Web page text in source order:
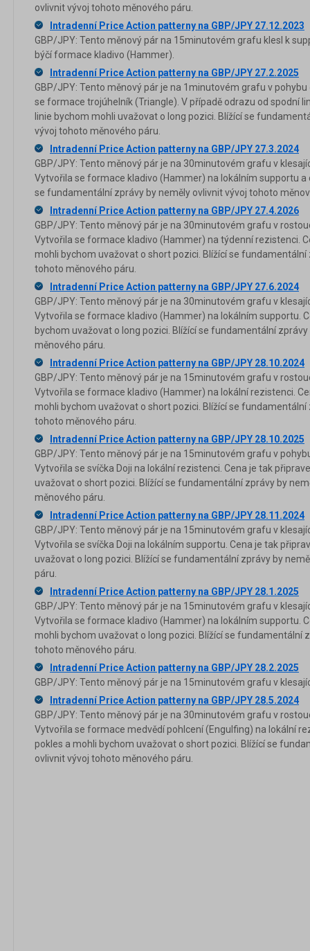
ovlivnit vývoj tohoto měnového páru.
Intradenní Price Action patterny na GBP/JPY 27.12.2023
GBP/JPY: Tento měnový pár na 15minutovém grafu klesl k
býčí formace kladivo (Hammer).
Intradenní Price Action patterny na GBP/JPY 27.2.2025
GBP/JPY: Tento měnový pár je na 1minutovém grafu v
se formace trojúhelník (Triangle). V případě odrazu od spodní
linie bychom mohli uvažovat o long pozici. Blížící se
vývoj tohoto měnového páru.
Intradenní Price Action patterny na GBP/JPY 27.3.2024
GBP/JPY: Tento měnový pár je na 30minutovém grafu v
Vytvořila se formace kladivo (Hammer) na lokálním supportu a
se fundamentální zprávy by neměly ovlivnit vývoj tohoto
Intradenní Price Action patterny na GBP/JPY 27.4.2026
GBP/JPY: Tento měnový pár je na 30minutovém grafu v
Vytvořila se formace kladivo (Hammer) na týdenní rezistenci.
mohli bychom uvažovat o short pozici. Blížící se fundamentální
tohoto měnového páru.
Intradenní Price Action patterny na GBP/JPY 27.6.2024
GBP/JPY: Tento měnový pár je na 30minutovém grafu v
Vytvořila se formace kladivo (Hammer) na lokálním supportu.
bychom uvažovat o long pozici. Blížící se fundamentální
měnového páru.
Intradenní Price Action patterny na GBP/JPY 28.10.2024
GBP/JPY: Tento měnový pár je na 15minutovém grafu v
Vytvořila se formace kladivo (Hammer) na lokální rezistenci.
mohli bychom uvažovat o short pozici. Blížící se fundamentální
tohoto měnového páru.
Intradenní Price Action patterny na GBP/JPY 28.10.2025
GBP/JPY: Tento měnový pár je na 15minutovém grafu v
Vytvořila se svíčka Doji na lokální rezistenci. Cena je tak
uvažovat o short pozici. Blížící se fundamentální zprávy by
měnového páru.
Intradenní Price Action patterny na GBP/JPY 28.11.2024
GBP/JPY: Tento měnový pár je na 15minutovém grafu v
Vytvořila se svíčka Doji na lokálním supportu. Cena je tak
uvažovat o long pozici. Blížící se fundamentální zprávy by
páru.
Intradenní Price Action patterny na GBP/JPY 28.1.2025
GBP/JPY: Tento měnový pár je na 15minutovém grafu v
Vytvořila se formace kladivo (Hammer) na lokálním supportu.
mohli bychom uvažovat o long pozici. Blížící se fundamentální
tohoto měnového páru.
Intradenní Price Action patterny na GBP/JPY 28.2.2025
GBP/JPY: Tento měnový pár je na 15minutovém grafu v
Intradenní Price Action patterny na GBP/JPY 28.5.2024
GBP/JPY: Tento měnový pár je na 30minutovém grafu v
Vytvořila se formace medvědí pohlcení (Engulfing) na lokální
pokles a mohli bychom uvažovat o short pozici. Blížící se
ovlivnit vývoj tohoto měnového páru.